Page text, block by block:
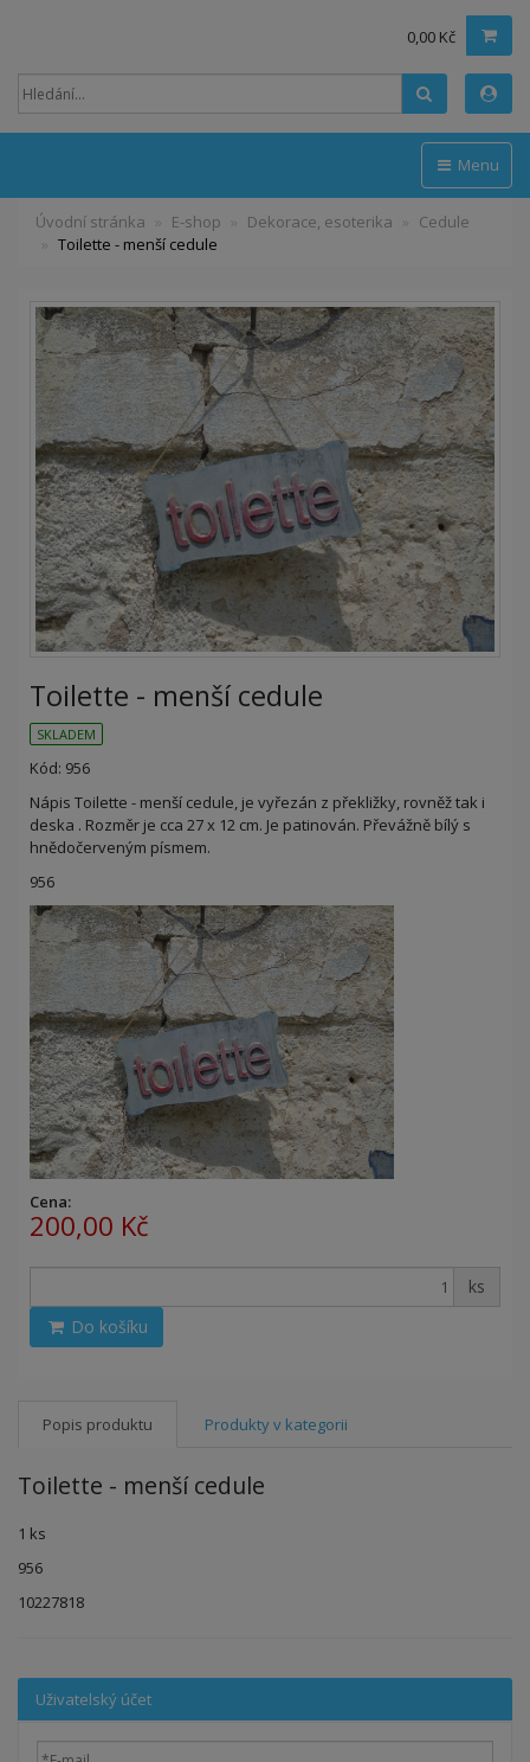
0,00 Kč
Menu
Úvodní stránka E-shop Dekorace, esoterika
Cedule
Toilette - menší cedule
Toilette - menší cedule
SKLADEM
Kód: 956
Nápis Toilette - menší cedule, je vyřezán z překližky, rovněž tak i
deska . Rozměr je cca 27 x 12 cm. Je patinován. Převážně bílý s
hnědočerveným písmem.
956
Cena:
200,00 Kč
ks
Do košíku
Popis produktu Produkty v kategorii
Toilette - menší cedule
1 ks
956
10227818
Uživatelský účet